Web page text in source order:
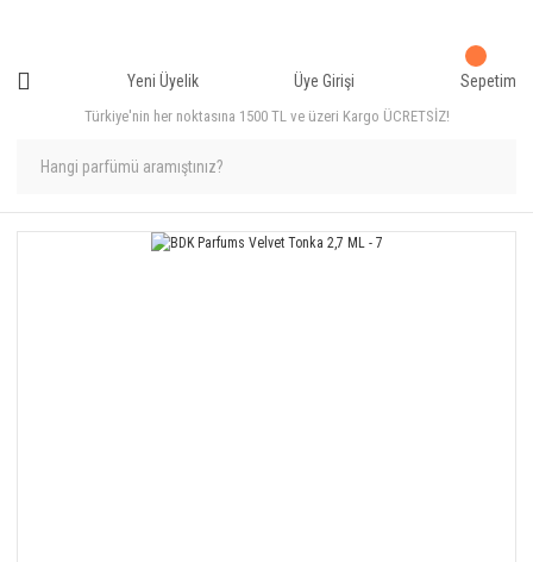
Türkiye'nin her noktasına 1500 TL ve üzeri Kargo ÜCRETSİZ!
Yeni Üyelik Üye Girişi Sepetim